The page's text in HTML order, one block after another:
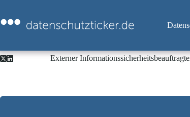
springen
Externer